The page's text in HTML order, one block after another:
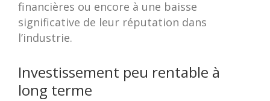
financières ou encore à une baisse
significative de leur réputation dans
l’industrie.
Investissement peu rentable à
long terme